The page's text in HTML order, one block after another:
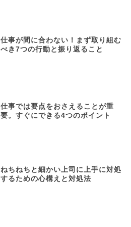
仕事が間に合わない！まず取り組む
べき7つの行動と振り返ること
仕事では要点をおさえることが重
要。すぐにできる4つのポイント
ねちねちと細かい上司に上手に対処
するための心構えと対処法